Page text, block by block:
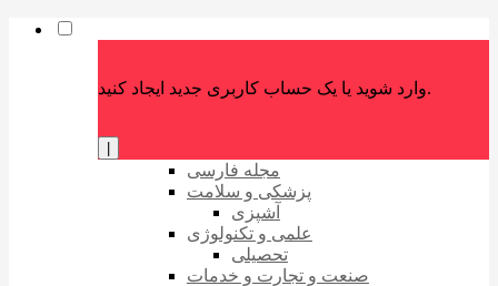
وارد شوید یا یک حساب کاربری جدید ایجاد کنید.
مجله فارسی
پزشکی و سلامت
آشپزی
علمی و تکنولوژی
تحصیلی
صنعت و تجارت و خدمات